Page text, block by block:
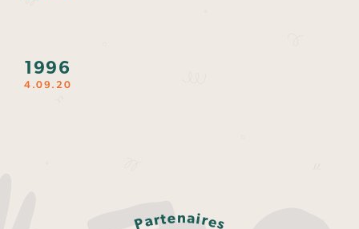
1996
4.09.20
Partenaires